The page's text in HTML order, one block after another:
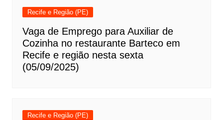
Recife e Região (PE)
Vaga de Emprego para Auxiliar de
Cozinha no restaurante Barteco em
Recife e região nesta sexta
(05/09/2025)
Recife e Região (PE)